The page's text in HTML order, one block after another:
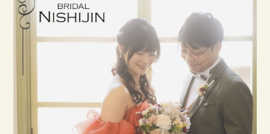
PHOTO&MOVIE
STORIES
ACCESS
CONTACT